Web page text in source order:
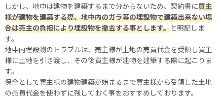
しかし、地中は建物を建築するまで分からないため、契約書に買主
様が建物を建築する際、地中内のガラ等の埋設物で建築出来ない場
合は売主の負担により埋設物を撤去する事とします。と明記しま
す。
地中内埋設物のトラブルは、売主様が土地の売買代金を受領し買主
様に土地を引き渡し、その後買主様が建物を建築する際に起こりま
す。
保全として買主様の建物建築が始まるまで買主様から受領した土地
の売買代金を使わずに残しておく事をおすすめしております。